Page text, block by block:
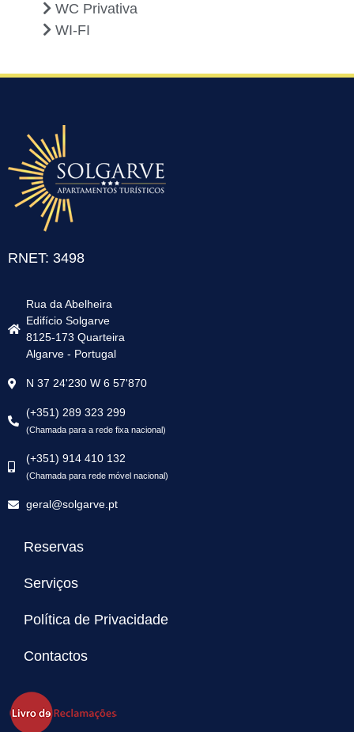
WC Privativa
WI-FI
RNET: 3498
Rua da Abelheira
Edifício Solgarve
8125-173 Quarteira
Algarve - Portugal
N 37 24'230 W 6 57'870
(+351) 289 323 299
(Chamada para a rede fixa nacional)
(+351) 914 410 132
(Chamada para rede móvel nacional)
geral@solgarve.pt
Reservas
Serviços
Política de Privacidade
Contactos